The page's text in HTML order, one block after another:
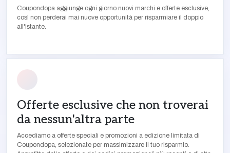
Coupondopa aggiunge ogni giorno nuovi marchi e offerte esclusive,
così non perderai mai nuove opportunità per risparmiare il doppio
all'istante.
Offerte esclusive che non troverai
da nessun'altra parte
Accediamo a offerte speciali e promozioni a edizione limitata di
Coupondopa, selezionate per massimizzare il tuo risparmio.